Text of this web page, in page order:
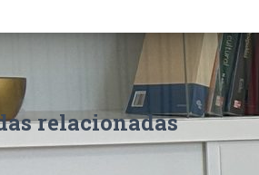
relacionadas